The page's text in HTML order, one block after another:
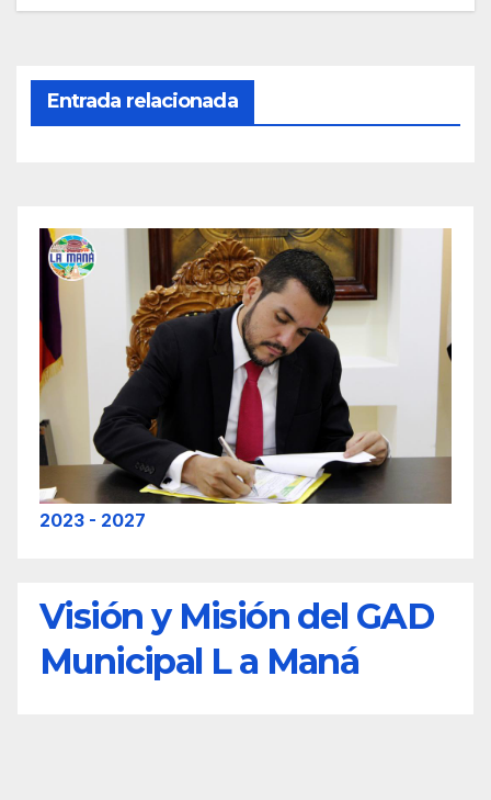
Entrada relacionada
2023 - 2027
Visión y Misión del GAD
Municipal L a Maná